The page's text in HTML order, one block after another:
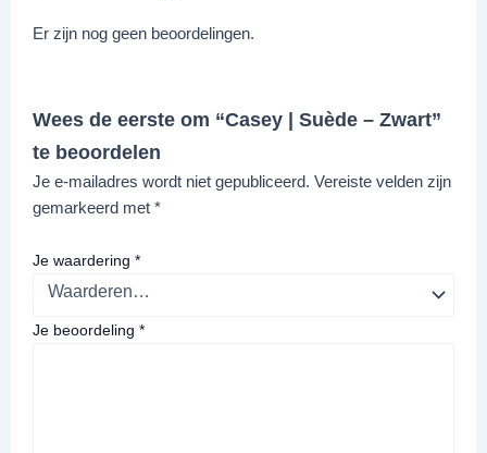
Er zijn nog geen beoordelingen.
Wees de eerste om “Casey | Suède – Zwart”
te beoordelen
Je e-mailadres wordt niet gepubliceerd. Vereiste velden zijn
gemarkeerd met *
Je waardering *
Je beoordeling *